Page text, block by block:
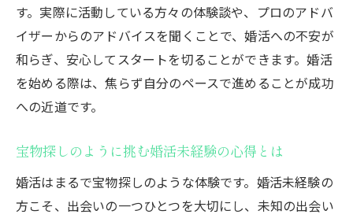
す。実際に活動している方々の体験談や、プロのアドバ
イザーからのアドバイスを聞くことで、婚活への不安が
和らぎ、安心してスタートを切ることができます。婚活
を始める際は、焦らず自分のペースで進めることが成功
への近道です。
宝物探しのように挑む婚活未経験の心得とは
婚活はまるで宝物探しのような体験です。婚活未経験の
方こそ、出会いの一つひとつを大切にし、未知の出会い